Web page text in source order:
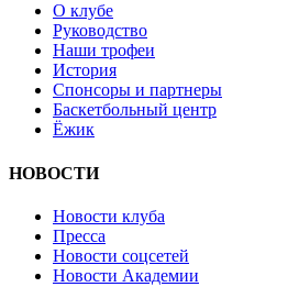
О клубе
Руководство
Наши трофеи
История
Спонсоры и партнеры
Баскетбольный центр
Ёжик
НОВОСТИ
Новости клуба
Пресса
Новости соцсетей
Новости Академии